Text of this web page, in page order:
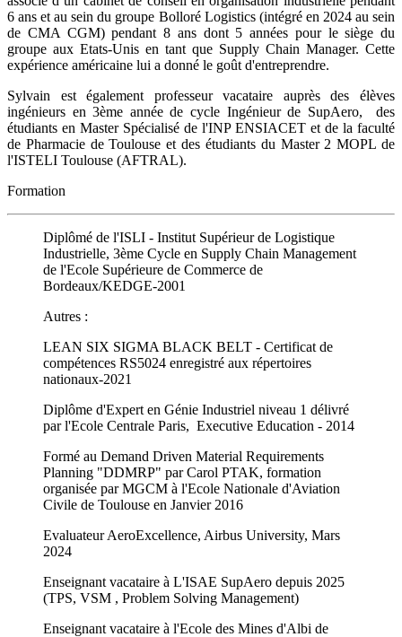
6 ans et au sein du groupe Bolloré Logistics (intégré en 2024 au sein
de CMA CGM) pendant 8 ans dont 5 années pour le siège du
groupe aux Etats-Unis en tant que Supply Chain Manager. Cette
expérience américaine lui a donné le goût d'entreprendre.
Sylvain est également professeur vacataire auprès des élèves
ingénieurs en 3ème année de cycle Ingénieur de SupAero, des
étudiants en Master Spécialisé de l'INP ENSIACET et de la faculté
de Pharmacie de Toulouse et des étudiants du Master 2 MOPL de
l'ISTELI Toulouse (AFTRAL).
Formation
Diplômé de l'ISLI - Institut Supérieur de Logistique
Industrielle, 3ème Cycle en Supply Chain Management
de l'Ecole Supérieure de Commerce de
Bordeaux/KEDGE-2001
Autres :
LEAN SIX SIGMA BLACK BELT - Certificat de
compétences RS5024 enregistré aux répertoires
nationaux-2021
Diplôme d'Expert en Génie Industriel niveau 1 délivré
par l'Ecole Centrale Paris, Executive Education - 2014
Formé au Demand Driven Material Requirements
Planning "DDMRP" par Carol PTAK, formation
organisée par MGCM à l'Ecole Nationale d'Aviation
Civile de Toulouse en Janvier 2016
Evaluateur AeroExcellence, Airbus University, Mars
2024
Enseignant vacataire à L'ISAE SupAero depuis 2025
(TPS, VSM , Problem Solving Management)
Enseignant vacataire à l'Ecole des Mines d'Albi de